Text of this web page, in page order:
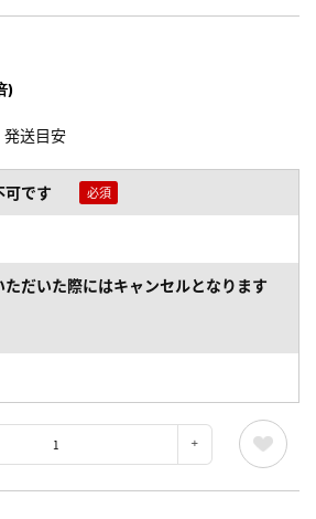
)
送目安
可です
ただいた際にはキャンセルとなります